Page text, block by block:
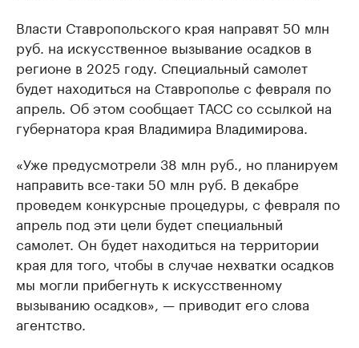
Власти Ставропольского края направят 50 млн
руб. на искусственное вызывание осадков в
регионе в 2025 году. Специальный самолет
будет находиться на Ставрополье с февраля по
апрель. Об этом сообщает ТАСС со ссылкой на
губернатора края Владимира Владимирова.
«Уже предусмотрели 38 млн руб., но планируем
направить все-таки 50 млн руб. В декабре
проведем конкурсные процедуры, с февраля по
апрель под эти цели будет специальный
самолет. Он будет находиться на территории
края для того, чтобы в случае нехватки осадков
мы могли прибегнуть к искусственному
вызыванию осадков», — приводит его слова
агентство.